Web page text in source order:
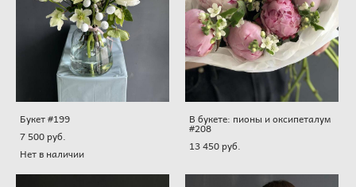
Букет #199
7 500 pуб.
Нет в наличии
В букете: пионы и оксипеталум
#208
13 450 pуб.